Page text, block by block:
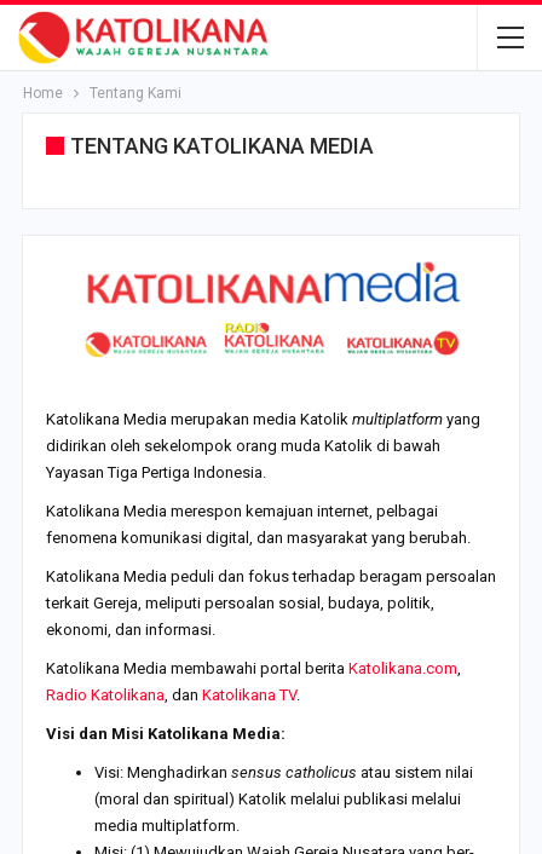
Home Tentang Kami
TENTANG KATOLIKANA MEDIA
Katolikana Media merupakan media Katolik multiplatform yang
didirikan oleh sekelompok orang muda Katolik di bawah
Yayasan Tiga Pertiga Indonesia.
Katolikana Media merespon kemajuan internet, pelbagai
fenomena komunikasi digital, dan masyarakat yang berubah.
Katolikana Media peduli dan fokus terhadap beragam persoalan
terkait Gereja, meliputi persoalan sosial, budaya, politik,
ekonomi, dan informasi.
Katolikana Media membawahi portal berita Katolikana.com,
Radio Katolikana, dan Katolikana TV.
Visi dan Misi Katolikana Media:
Visi: Menghadirkan sensus catholicus atau sistem nilai
(moral dan spiritual) Katolik melalui publikasi melalui
media multiplatform.